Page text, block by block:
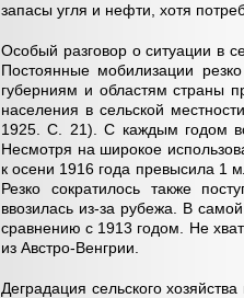
запасы угля и нефти, хотя
Особый разговор о ситуации в
Постоянные мобилизации
губерниям и областям страны
населения в сельской
1925. С. 21). С каждым годом
Несмотря на широкое
к осени 1916 года превысила 1
Резко сократилось также
ввозилась из-за рубежа. В
сравнению с 1913 годом. Не
из Австро-Венгрии.
Деградация сельского